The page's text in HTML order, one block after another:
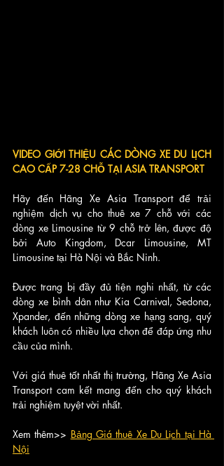
VIDEO GIỚI THIỆU CÁC DÒNG XE DU LỊCH
CAO CẤP 7-28 CHỖ TẠI ASIA TRANSPORT
Hãy đến Hãng Xe Asia Transport để trải
nghiệm dịch vụ cho thuê xe 7 chỗ với các
dòng xe Limousine từ 9 chỗ trở lên, được độ
bởi Auto Kingdom, Dcar Limousine, MT
Limousine tại Hà Nội và Bắc Ninh.
Được trang bị đầy đủ tiện nghi nhất, từ các
dòng xe bình dân như Kia Carnival, Sedona,
Xpander, đến những dòng xe hạng sang, quý
khách luôn có nhiều lựa chọn để đáp ứng nhu
cầu của mình.
Với giá thuê tốt nhất thị trường, Hãng Xe Asia
Transport cam kết mang đến cho quý khách
trải nghiệm tuyệt vời nhất.
Xem thêm>> Bảng Giá thuê Xe Du Lịch tại Hà
Nội